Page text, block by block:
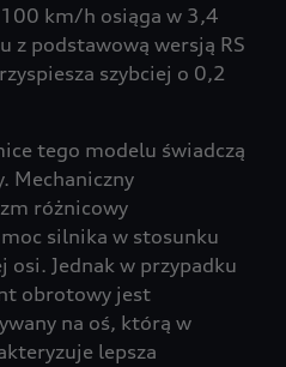
km/h osiąga w 3,4
z podstawową wersją RS
szybciej o 0,2
tego modelu świadczą
Mechaniczny
różnicowy
silnika w stosunku
Jednak w przypadku
obrotowy jest
na oś, którą w
lepsza